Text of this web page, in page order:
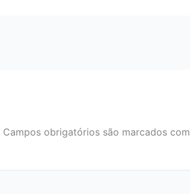
Campos obrigatórios são marcados com